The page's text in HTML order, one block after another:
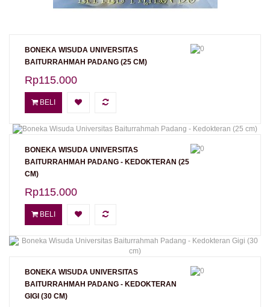
BONEKA WISUDA UNIVERSITAS
BAITURRAHMAH PADANG (25 CM)
Rp115.000
BELI
BONEKA WISUDA UNIVERSITAS
BAITURRAHMAH PADANG - KEDOKTERAN (25
CM)
Rp115.000
BELI
BONEKA WISUDA UNIVERSITAS
BAITURRAHMAH PADANG - KEDOKTERAN
GIGI (30 CM)